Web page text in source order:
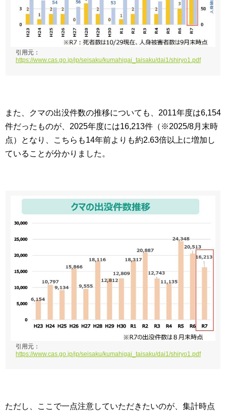
引用元：
https://www.cas.go.jp/jp/seisaku/kumahigai_taisaku/dai1/shiryo1.pdf
また、クマの出没件数の推移についても、2011年度は6,154
件だったものが、2025年度には16,213件（※2025/8月末時
点）となり、こちらも14年前よりも約2.63倍以上に増加し
ていることが分かりました。
引用元：
https://www.cas.go.jp/jp/seisaku/kumahigai_taisaku/dai1/shiryo1.pdf
ただし、ここで一点注意していただきたいのが、集計時点